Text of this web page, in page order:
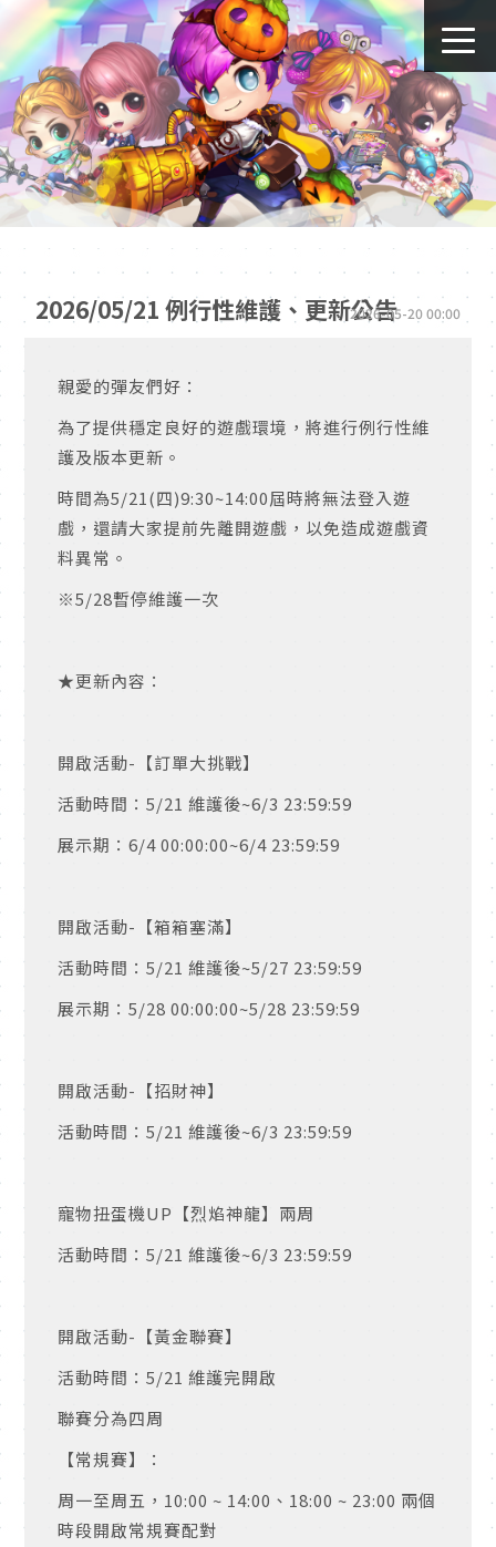
2026/05/21 例行性維護、更新公告2026-05-20 00:00
親愛的彈友們好：
為了提供穩定良好的遊戲環境，將進行例行性維
護及版本更新。
時間為5/21(四)9:30~14:00屆時將無法登入遊
戲，還請大家提前先離開遊戲，以免造成遊戲資
料異常。
※5/28暫停維護一次
★更新內容：
開啟活動- 【訂單大挑戰】
活動時間：5/21 維護後~6/3 23:59:59
展示期：6/4 00:00:00~6/4 23:59:59
開啟活動- 【箱箱塞滿】
活動時間：5/21 維護後~5/27 23:59:59
展示期：5/28 00:00:00~5/28 23:59:59
開啟活動- 【招財神】
活動時間：5/21 維護後~6/3 23:59:59
寵物扭蛋機UP 【烈焰神龍】兩周
活動時間：5/21 維護後~6/3 23:59:59
開啟活動- 【黃金聯賽】
活動時間：5/21 維護完開啟
聯賽分為四周
【常規賽】：
周一至周五， 10:00 ~ 14:00 、 18:00 ~ 23:00 兩個
時段開啟常規賽配對